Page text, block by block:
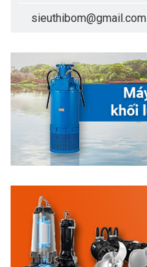
sieuthibom@gmail.com